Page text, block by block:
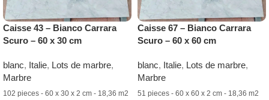
Caisse 43 – Bianco Carrara
Scuro – 60 x 30 cm
blanc, Italie, Lots de marbre,
Marbre
102 pieces - 60 x 30 x 2 cm - 18,36 m2
Caisse 67 – Bianco Carrara
Scuro – 60 x 60 cm
blanc, Italie, Lots de marbre,
Marbre
51 pieces - 60 x 60 x 2 cm - 18,36 m2